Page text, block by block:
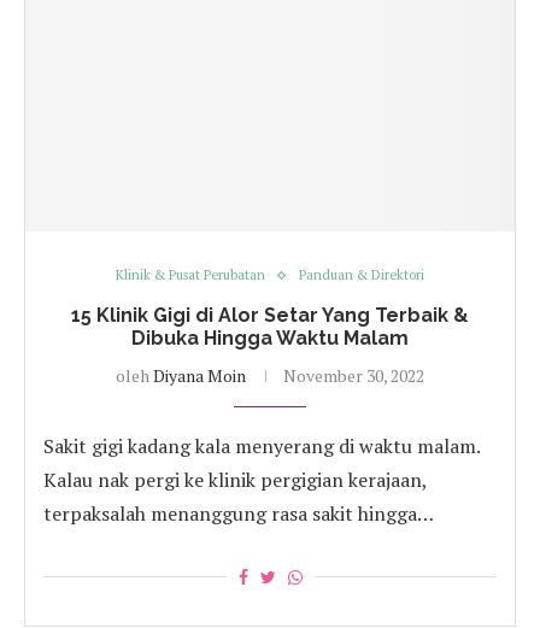
Klinik & Pusat Perubatan Panduan & Direktori
15 Klinik Gigi di Alor Setar Yang Terbaik &
Dibuka Hingga Waktu Malam
olehDiyana Moin November 30, 2022
Sakit gigi kadang kala menyerang di waktu malam.
Kalau nak pergi ke klinik pergigian kerajaan,
terpaksalah menanggung rasa sakit hingga…